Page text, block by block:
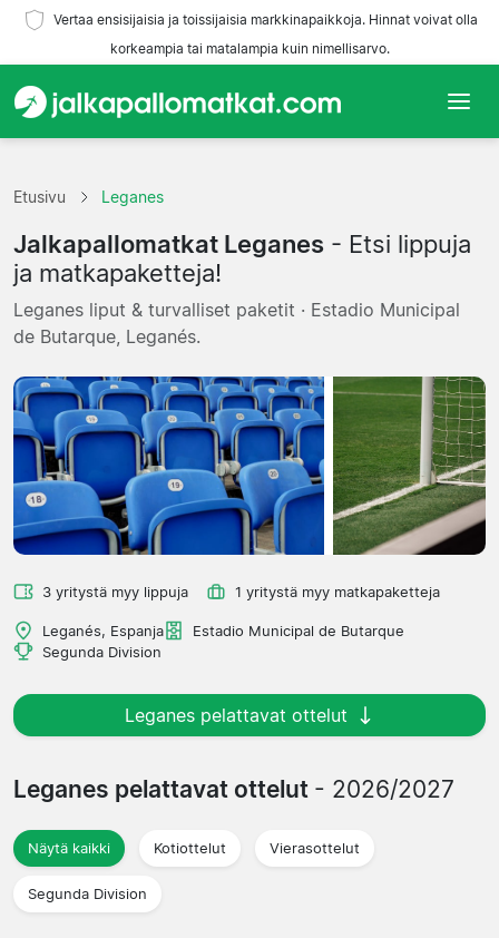
Vertaa ensisijaisia ja toissijaisia markkinapaikkoja. Hinnat voivat olla
korkeampia tai matalampia kuin nimellisarvo.
Joukkueet
Liigat
Matkatoimistoja
Etusivu Leganes
Jalkapallomatkat Leganes - Etsi lippuja
ja matkapaketteja!
Leganes liput & turvalliset paketit · Estadio Municipal
de Butarque, Leganés.
3 yritystä myy lippuja 1 yritystä myy matkapaketteja
Leganés, Espanja
Estadio Municipal de Butarque
Segunda Division
Leganes pelattavat ottelut
Leganes pelattavat ottelut - 2026/2027
Näytä kaikki Kotiottelut Vierasottelut
Segunda Division